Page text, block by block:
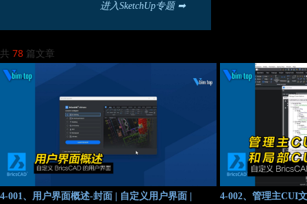
共 78 篇文章
4-001、用户界面概述-封面 | 自定义用户界面 |
4-002、管理主CUI
进入SketchUp专题 ➡